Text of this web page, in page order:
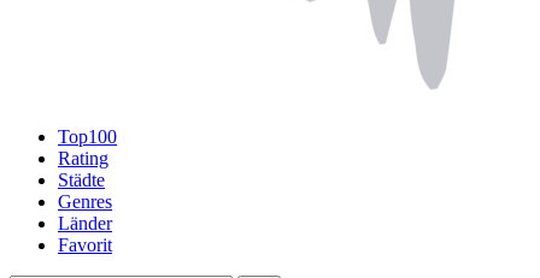
Top100
Rating
Städte
Genres
Länder
Favorit